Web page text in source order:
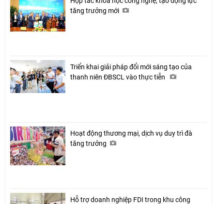
tăng trưởng mới
Triển khai giải pháp đổi mới sáng tạo của
thanh niên ĐBSCL vào thực tiễn
Hoạt động thương mại, dịch vụ duy trì đà
tăng trưởng
Hỗ trợ doanh nghiệp FDI trong khu công